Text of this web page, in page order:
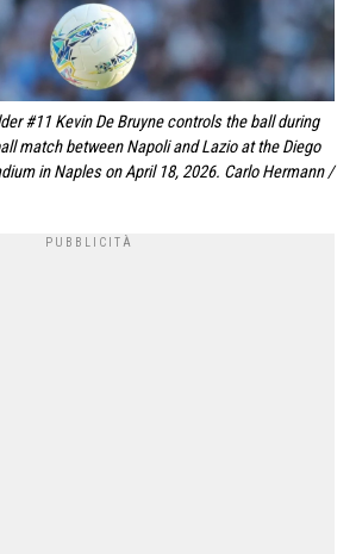
#11 Kevin De Bruyne controls the ball during
match between Napoli and Lazio at the Diego
in Naples on April 18, 2026. Carlo Hermann /